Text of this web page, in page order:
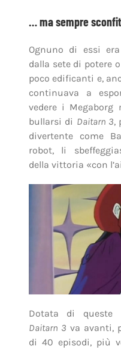
… ma sempre
Ognuno di essi
dalla sete di potere
poco edificanti e,
continuava a
vedere i Megaborg
bullarsi di Daitarn 3,
divertente come
robot, li
della vittoria «con
Dotata di queste
Daitarn 3 va avanti,
di 40 episodi, più